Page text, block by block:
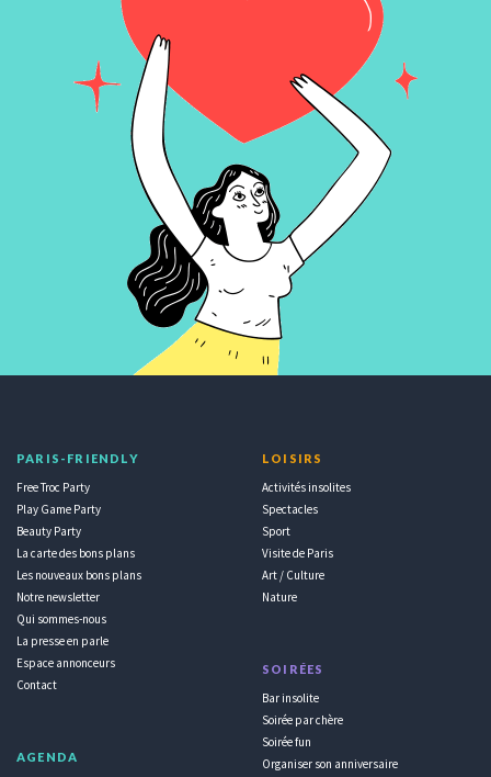
PARIS-FRIENDLY
Free Troc Party
Play Game Party
Beauty Party
La carte des bons plans
Les nouveaux bons plans
Notre newsletter
Qui sommes-nous
La presse en parle
Espace annonceurs
Contact
AGENDA
LOISIRS
Activités insolites
Spectacles
Sport
Visite de Paris
Art / Culture
Nature
SOIRÉES
Bar insolite
Soirée par chère
Soirée fun
Organiser son anniversaire